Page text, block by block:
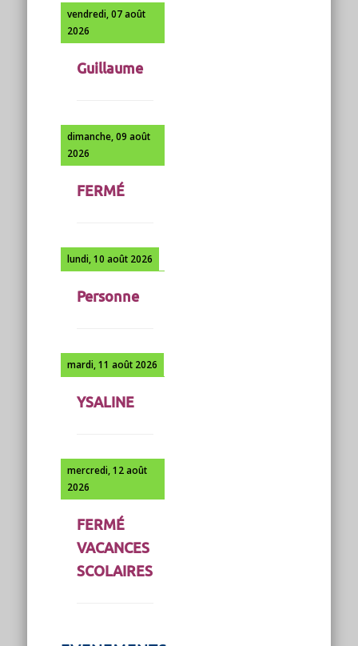
vendredi, 07 août
2026
Guillaume
dimanche, 09 août
2026
FERMÉ
lundi, 10 août 2026
Personne
mardi, 11 août 2026
YSALINE
mercredi, 12 août
2026
FERMÉ
VACANCES
SCOLAIRES